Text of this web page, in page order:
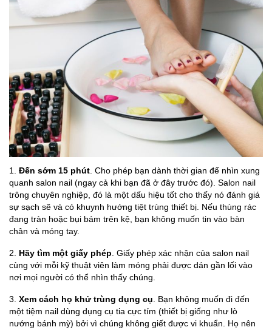
1. Đến sớm 15 phút. Cho phép bạn dành thời gian để nhìn xung
quanh salon nail (ngay cả khi bạn đã ở đây trước đó). Salon nail
trông chuyên nghiệp, đó là một dấu hiệu tốt cho thấy nó đánh giá
sự sạch sẽ và có khuynh hướng tiệt trùng thiết bị. Nếu thùng rác
đang tràn hoặc bụi bám trên kệ, bạn không muốn tin vào bàn
chân và móng tay.
2. Hãy tìm một giấy phép. Giấy phép xác nhận của salon nail
cùng với mỗi kỹ thuật viên làm móng phải được dán gần lối vào
nơi mọi người có thể nhìn thấy chúng.
3. Xem cách họ khử trùng dụng cụ. Bạn không muốn đi đến
một tiệm nail dùng dụng cụ tia cực tím (thiết bị giống như lò
nướng bánh mỳ) bởi vì chúng không giết được vi khuẩn. Họ nên